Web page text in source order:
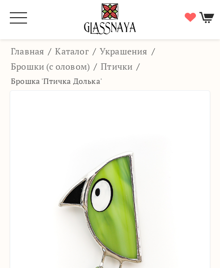
Главная / Каталог / Украшения /
Брошки (с оловом) / Птички /
Брошка 'Птичка Долька'